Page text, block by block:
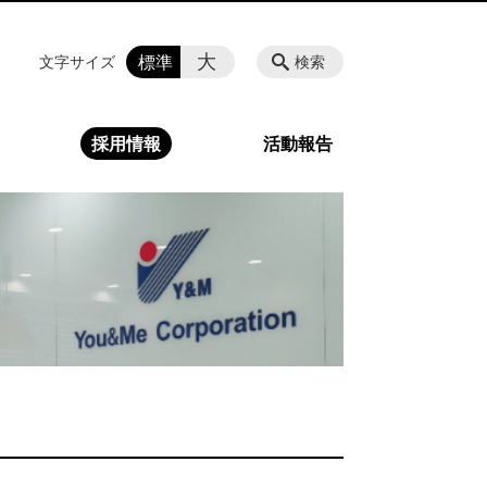
採用情報 活動報告
検索
文字サイズ 標準 大